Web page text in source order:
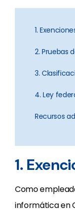
1.
2. Pruebas
3.
4. Ley
Recursos
1.
Como
informática en